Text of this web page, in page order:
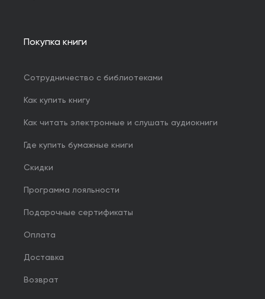
Покупка книги
Сотрудничество с библиотеками
Как купить книгу
Как читать электронные и слушать аудиокниги
Где купить бумажные книги
Скидки
Программа лояльности
Подарочные сертификаты
Оплата
Доставка
Возврат